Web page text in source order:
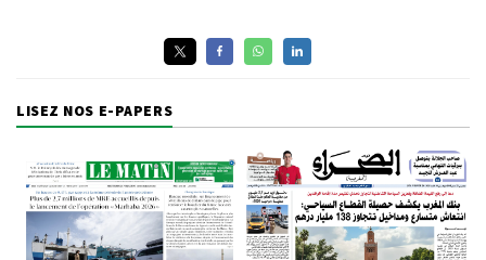
LISEZ NOS E-PAPERS